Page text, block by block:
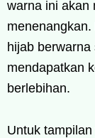
warna ini akan
hijab
mendapatkan
berlebihan.
Untuk